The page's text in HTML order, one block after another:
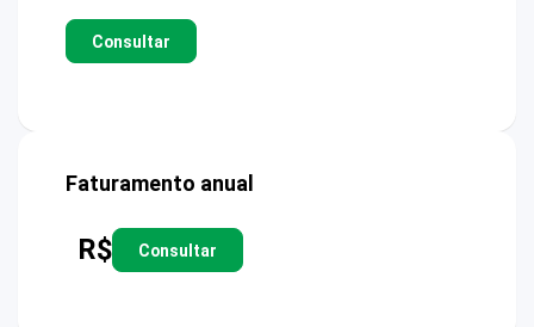
Consultar
Faturamento anual
R$ Consultar